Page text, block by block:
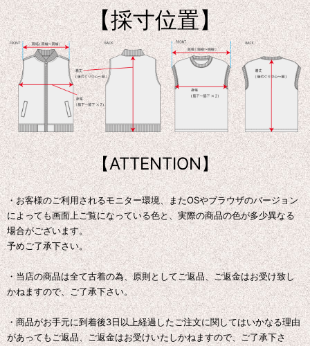
【採寸位置】
【ATTENTION】
・お客様のご利用されるモニター環境、またOSやブラウザのバージョン
によっても画面上ご覧になっている色と、実際の商品の色が多少異なる
場合がございます。
予めご了承下さい。
・当店の商品は全て古着の為、原則としてご返品、ご返金はお受け致し
かねますので、ご了承下さい。
・商品がお手元に到着後3日以上経過したご注文に関してはいかなる理由
があってもご返品、ご返金はお受けいたしかねますので、ご了承下さ